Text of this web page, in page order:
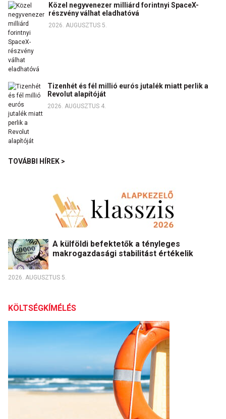
Közel negyvenezer milliárd forintnyi SpaceX-
részvény válhat eladhatóvá
2026. AUGUSZTUS 5.
Tizenhét és fél millió eurós jutalék miatt perlik a
Revolut alapítóját
2026. AUGUSZTUS 4.
TOVÁBBI HÍREK >
A külföldi befektetők a tényleges
makrogazdasági stabilitást értékelik
2026. AUGUSZTUS 5.
KÖLTSÉGKÍMÉLÉS